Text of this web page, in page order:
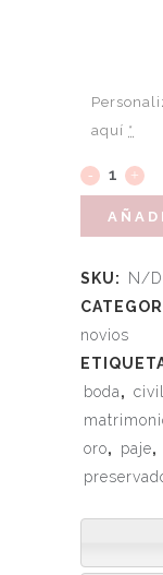
aquí *
SKU:
N/D
novios
boda, civil
oro, paje,